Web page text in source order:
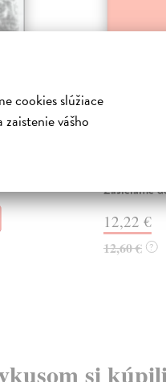
cookies slúžiace
vášho
Mrtvý
Může být
Zasielame
12,22 €
12,60 € ?
si